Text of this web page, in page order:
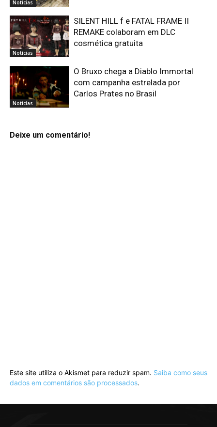
Notícias
Notícias
SILENT HILL f e FATAL FRAME II
REMAKE colaboram em DLC
cosmética gratuita
Notícias
O Bruxo chega a Diablo Immortal
com campanha estrelada por
Carlos Prates no Brasil
Deixe um comentário!
Este site utiliza o Akismet para reduzir spam. Saiba como seus
dados em comentários são processados.